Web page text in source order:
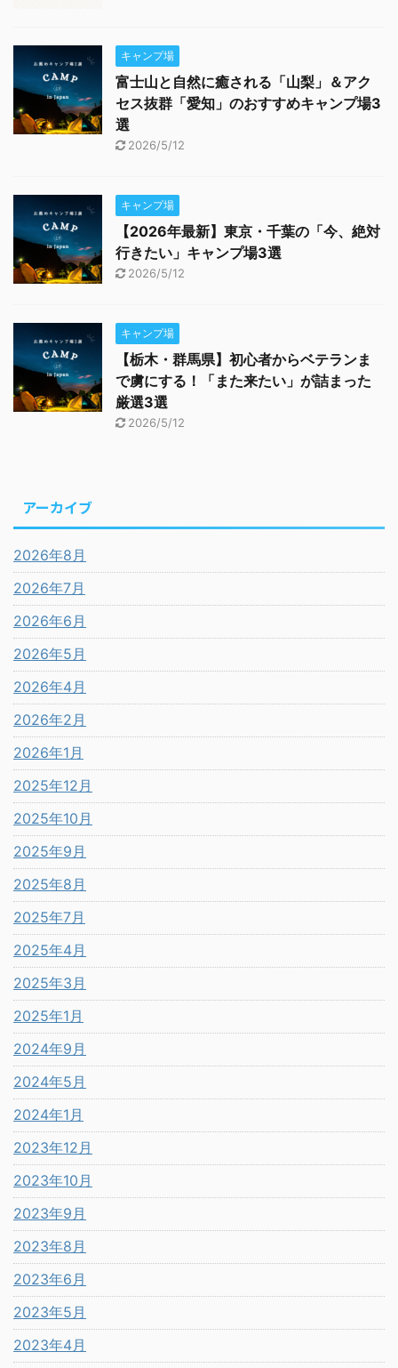
キャンプ場
富士山と自然に癒される「山梨」＆アク
セス抜群「愛知」のおすすめキャンプ場3
選
2026/5/12
キャンプ場
【2026年最新】東京・千葉の「今、絶対
行きたい」キャンプ場3選
2026/5/12
キャンプ場
【栃木・群馬県】初心者からベテランま
で虜にする！「また来たい」が詰まった
厳選3選
2026/5/12
アーカイブ
2026年8月
2026年7月
2026年6月
2026年5月
2026年4月
2026年2月
2026年1月
2025年12月
2025年10月
2025年9月
2025年8月
2025年7月
2025年4月
2025年3月
2025年1月
2024年9月
2024年5月
2024年1月
2023年12月
2023年10月
2023年9月
2023年8月
2023年6月
2023年5月
2023年4月